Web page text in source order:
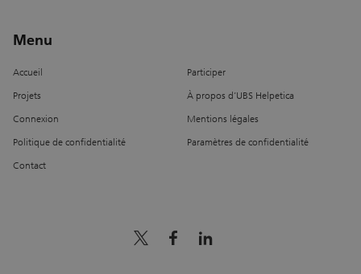
Menu
Accueil Participer
Projets À propos d’UBS Helpetica
Connexion Mentions légales
Politique de confidentialité Paramètres de confidentialité
Contact
x_logo facebook linkedin